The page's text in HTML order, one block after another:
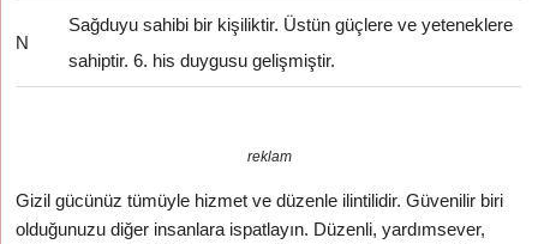
N
Sağduyu sahibi bir kişiliktir. Üstün güçlere ve yeteneklere
sahiptir. 6. his duygusu gelişmiştir.
reklam
Gizil gücünüz tümüyle hizmet ve düzenle ilintilidir. Güvenilir biri
olduğunuzu diğer insanlara ispatlayın. Düzenli, yardımsever,